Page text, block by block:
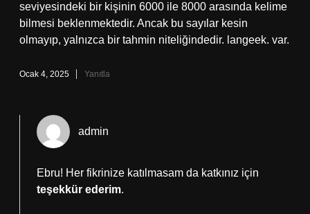
seviyesindeki bir kişinin 6000 ile 8000 arasında kelime
bilmesi beklenmektedir. Ancak bu sayılar kesin
olmayıp, yalnızca bir tahmin niteliğindedir. langeek. var.
Ocak 4, 2025 Yanıtla
admin
Ebru! Her fikrinize katılmasam da katkınız için
teşekkür ederim.